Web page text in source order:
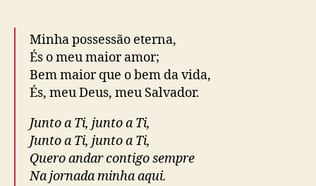
Minha possessão eterna,
És o meu maior amor;
Bem maior que o bem da vida,
És, meu Deus, meu Salvador.
Junto a Ti, junto a Ti,
Junto a Ti, junto a Ti,
Quero andar contigo sempre
Na jornada minha aqui.